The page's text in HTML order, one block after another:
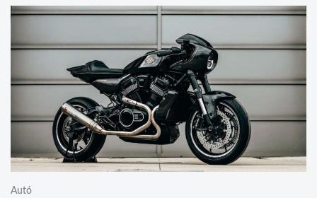
Autó